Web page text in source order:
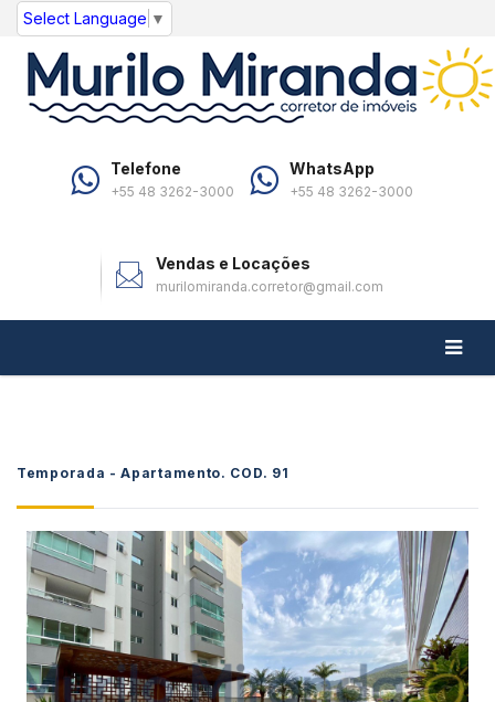
Select Language ▼
Telefone
+55 48 3262-3000
WhatsApp
+55 48 3262-3000
Vendas e Locações
murilomiranda.corretor@gmail.com
Temporada - Apartamento. COD. 91